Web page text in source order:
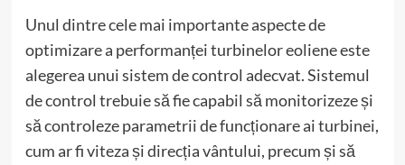
Unul dintre cele mai importante aspecte de
optimizare a performanței turbinelor eoliene este
alegerea unui sistem de control adecvat. Sistemul
de control trebuie să fie capabil să monitorizeze și
să controleze parametrii de funcționare ai turbinei,
cum ar fi viteza și direcția vântului, precum și să